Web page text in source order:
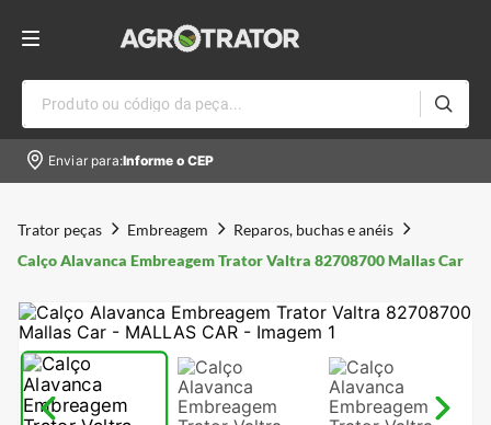
Produto ou código da peça...
Enviar para:Informe o CEP
Trator peças Embreagem
Reparos, buchas e anéis
Calço Alavanca Embreagem Trator Valtra 82708700 Mallas Car